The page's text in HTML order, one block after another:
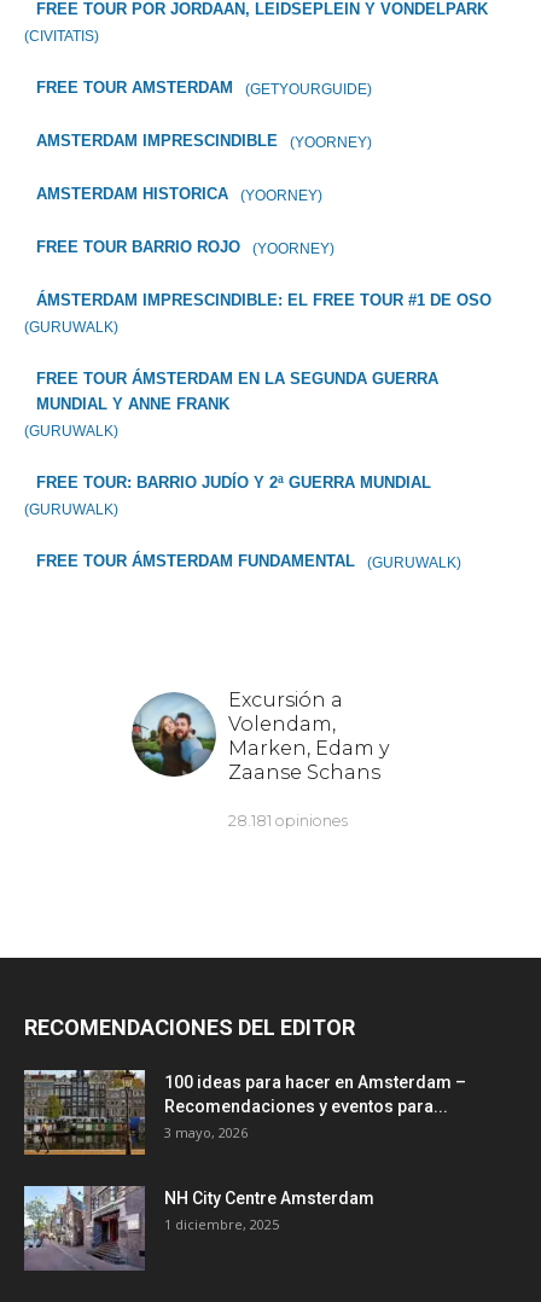
FREE TOUR POR JORDAAN, LEIDSEPLEIN Y VONDELPARK
(CIVITATIS)
FREE TOUR AMSTERDAM (GETYOURGUIDE)
AMSTERDAM IMPRESCINDIBLE (YOORNEY)
AMSTERDAM HISTORICA (YOORNEY)
FREE TOUR BARRIO ROJO (YOORNEY)
ÁMSTERDAM IMPRESCINDIBLE: EL FREE TOUR #1 DE OSO
(GURUWALK)
FREE TOUR ÁMSTERDAM EN LA SEGUNDA GUERRA
MUNDIAL Y ANNE FRANK
(GURUWALK)
FREE TOUR: BARRIO JUDÍO Y 2ª GUERRA MUNDIAL
(GURUWALK)
FREE TOUR ÁMSTERDAM FUNDAMENTAL (GURUWALK)
RECOMENDACIONES DEL EDITOR
100 ideas para hacer en Amsterdam –
Recomendaciones y eventos para...
3 mayo, 2026
NH City Centre Amsterdam
1 diciembre, 2025